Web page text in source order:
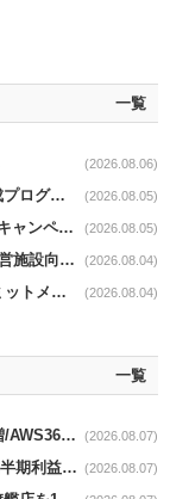
一覧
(2026.08.06)
富士薬品news｜｢ペット栄養相談の専門人材育成プログラム｣7月から開始 (2026.08.05)
ミニストップnews｜｢ラブライブ！｣とのコラボキャンペーン8/5から開催 (2026.08.05)
オイシックスnews｜｢元気ごはん with Oisix｣直営施設向けサービスを開始 (2026.08.04)
ベルクnews｜武蔵野銀行等と総額200億円のコミットメント契約 (2026.08.04)
一覧
Amazon news｜2Q営業収益2006億ドル13.7％増/AWS36.8％％増が貢献 (2026.08.07)
ニトリnews｜第1Q売上収益2263億円2.3%減･四半期利益1.4％減 (2026.08.07)